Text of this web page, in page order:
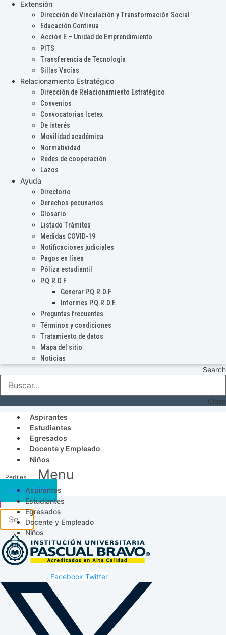
Extensión
Dirección de Vinculación y Transformación Social
Educación Continua
Acción E – Unidad de Emprendimiento
PITS
Transferencia de Tecnología
Sillas Vacías
Relacionamiento Estratégico
Dirección de Relacionamiento Estratégico
Convenios
Convocatorias Icetex
De interés
Movilidad académica
Normatividad
Redes de cooperación
Lazos
Ayuda
Directorio
Derechos pecunarios
Glosario
Listado Trámites
Medidas COVID-19
Notificaciones judiciales
Pagos en línea
Póliza estudiantil
P.Q.R.D.F
Generar P.Q.R.D.F.
Informes P.Q.R.D.F.
Preguntas frecuentes
Términos y condiciones
Tratamiento de datos
Mapa del sitio
Noticias
Search
Close
Aspirantes
Estudiantes
Egresados
Docente y Empleado
Niños
Menu
Aspirantes
Estudiantes
Egresados
Docente y Empleado
Niños
Acceso SICAU
Facebook Twitter